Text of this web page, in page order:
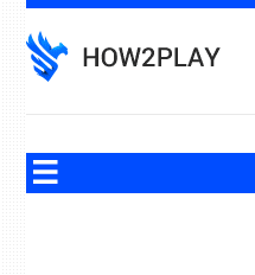
to
content